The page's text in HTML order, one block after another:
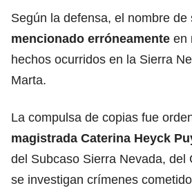
Según la defensa, el nombre de
mencionado erróneamente en
hechos ocurridos en la Sierra
Marta.
La compulsa de copias fue
magistrada Caterina Heyck
del Subcaso Sierra Nevada, del
se investigan crímenes